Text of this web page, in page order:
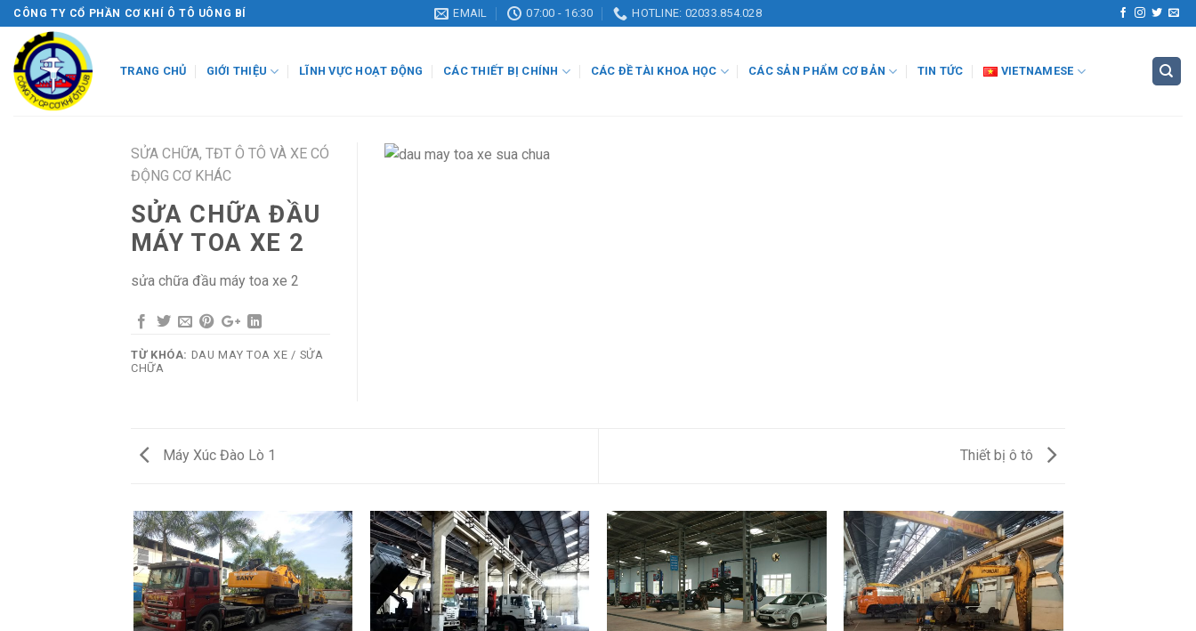
Skip
to
content
CÔNG TY CỔ PHẦN CƠ KHÍ Ô TÔ UÔNG BÍ EMAIL 07:00 - 16:30 HOTLINE: 02033.854.028
TRANG CHỦ GIỚI THIỆU LĨNH VỰC HOẠT ĐỘNG CÁC THIẾT BỊ CHÍNH CÁC ĐỀ TÀI KHOA HỌC CÁC SẢN PHẨM CƠ BẢN TIN TỨC VIETNAMESE
SỬA CHỮA, TĐT Ô TÔ VÀ XE CÓ
ĐỘNG CƠ KHÁC
SỬA CHỮA ĐẦU
MÁY TOA XE 2
sửa chữa đầu máy toa xe 2
TỪ KHÓA: DAU MAY TOA XE / SỬA
CHỮA
Máy Xúc Đào Lò 1 Thiết bị ô tô